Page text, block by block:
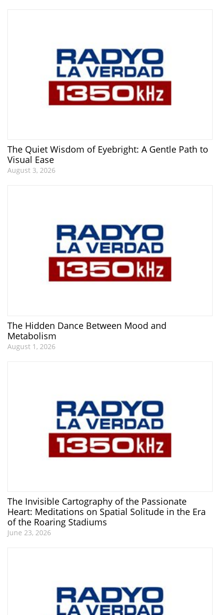
The Quiet Wisdom of Eyebright: A Gentle Path to
Visual Ease
August 3, 2026
The Hidden Dance Between Mood and
Metabolism
August 1, 2026
The Invisible Cartography of the Passionate
Heart: Meditations on Spatial Solitude in the Era
of the Roaring Stadiums
June 23, 2026